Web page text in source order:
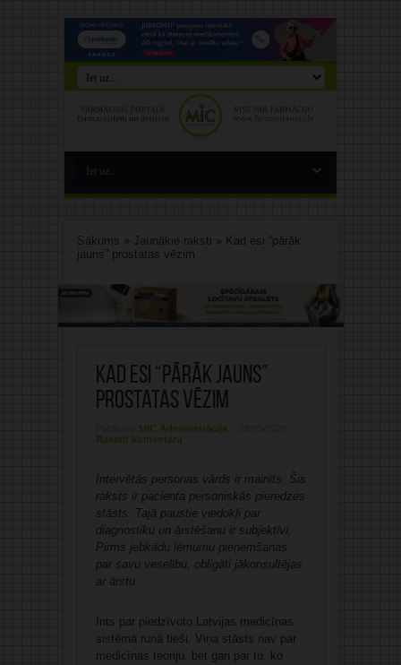
Sākums » Jaunākie raksti » Kad esi “pārāk
jauns” prostatas vēzim
Kad esi “pārāk jauns”
prostatas vēzim
MIC Administrācija
Rakstīt komentāru
Intervētās personas vārds ir mainīts. Šis
raksts ir pacienta personiskās pieredzes
stāsts. Tajā paustie viedokļi par
diagnostiku un ārstēšanu ir subjektīvi.
Pirms jebkādu lēmumu pieņemšanas
par savu veselību, obligāti jākonsultējas
ar ārstu.
Ints par piedzīvoto Latvijas medicīnas
sistēmā runā tieši. Viņa stāsts nav par
medicīnas teoriju, bet gan par to, ko